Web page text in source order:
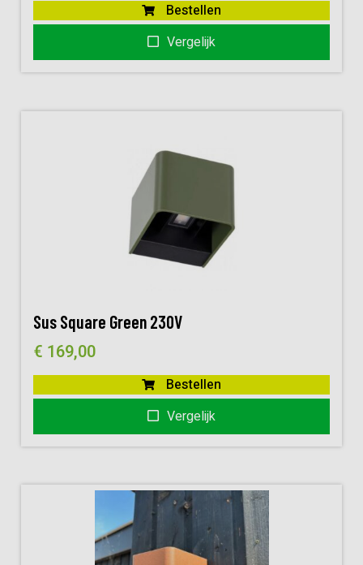
Bestellen
Vergelijk
Sus Square Green 230V
€ 169,00
Bestellen
Vergelijk